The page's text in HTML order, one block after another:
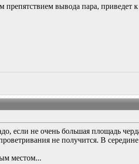
вывода пара, приведет
если не очень большая площадь
не получится. В
местом...